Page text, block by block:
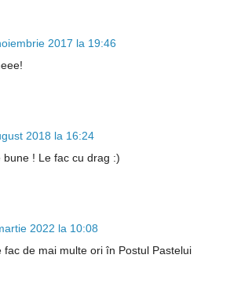
2017 la 19:46
2018 la 16:24
bune ! Le fac cu drag :)
2022 la 10:08
fac de mai multe ori în Postul Pastelui